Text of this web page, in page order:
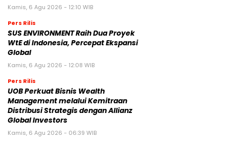
Kamis, 6 Agu 2026 - 12:10 WIB
Pers Rilis
SUS ENVIRONMENT Raih Dua Proyek
WtE di Indonesia, Percepat Ekspansi
Global
Kamis, 6 Agu 2026 - 12:08 WIB
Pers Rilis
UOB Perkuat Bisnis Wealth
Management melalui Kemitraan
Distribusi Strategis dengan Allianz
Global Investors
Kamis, 6 Agu 2026 - 06:39 WIB